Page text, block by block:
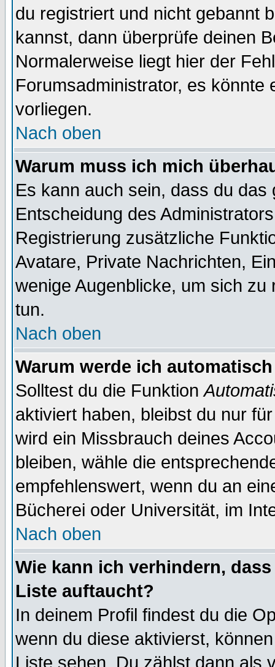
du registriert und nicht gebannt
kannst, dann überprüfe deinen
Normalerweise liegt hier der
Forumsadministrator, es könnte
vorliegen.
Nach oben
Warum muss ich mich
Es kann auch sein, dass du
Entscheidung des
Registrierung zusätzliche
Avatare, Private Nachrichten,
wenige Augenblicke, um sich
tun.
Nach oben
Warum werde ich
Solltest du die Funktion
aktiviert haben, bleibst du nur
wird ein Missbrauch deines
bleiben, wähle die
empfehlenswert, wenn du an
Bücherei oder Universität, im
Nach oben
Wie kann ich verhindern,
Liste auftaucht?
In deinem Profil findest du die
wenn du diese aktivierst,
Liste sehen. Du zählst dann als